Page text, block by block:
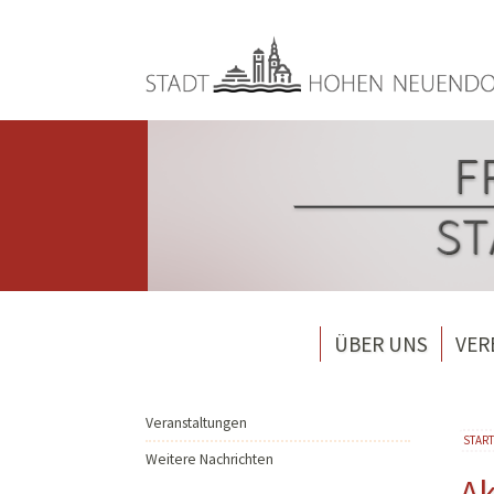
ÜBER UNS
Löschzug 2 Bergfelde
Löschzug 3 Borgsdorf
Veranstaltungen
Weitere Nachrichten